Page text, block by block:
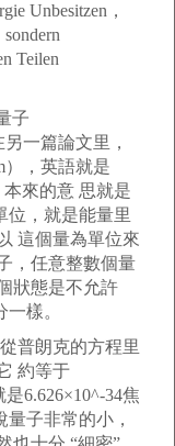
Unbesitzen，
Teilen
子
一篇論文里，
），英語就是
本來的意 思就是
位，就是能量里
這個量為單位來
，任意整數個量
狀態是不允許
樣。
普朗克的方程里
約等于
6.626×10^-34焦
子非常的小，